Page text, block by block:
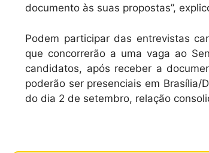
documento às suas propostas”,
Podem participar das entrevistas
que concorrerão a uma vaga ao
candidatos, após receber a
poderão ser presenciais em
do dia 2 de setembro, relação